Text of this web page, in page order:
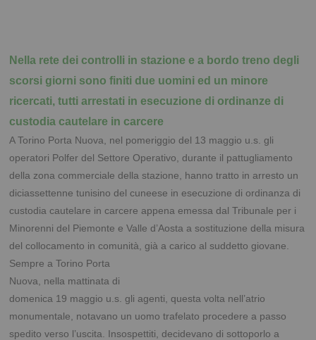
Nella rete dei controlli in stazione e a bordo treno degli
scorsi giorni sono finiti due uomini ed un minore
ricercati, tutti arrestati in esecuzione di ordinanze di
custodia cautelare in carcere
A Torino Porta Nuova, nel pomeriggio del 13 maggio u.s. gli
operatori Polfer del Settore Operativo, durante il pattugliamento
della zona commerciale della stazione, hanno tratto in arresto un
diciassettenne tunisino del cuneese in esecuzione di ordinanza di
custodia cautelare in carcere appena emessa dal Tribunale per i
Minorenni del Piemonte e Valle d’Aosta a sostituzione della misura
del collocamento in comunità, già a carico al suddetto giovane.
Sempre a Torino Porta
Nuova, nella mattinata di
domenica 19 maggio u.s. gli agenti, questa volta nell’atrio
monumentale, notavano un uomo trafelato procedere a passo
spedito verso l’uscita. Insospettiti, decidevano di sottoporlo a